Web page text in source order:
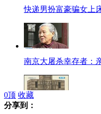
快递男扮富豪骗女上
南京大屠杀幸存者：
0顶 收藏
分享到：